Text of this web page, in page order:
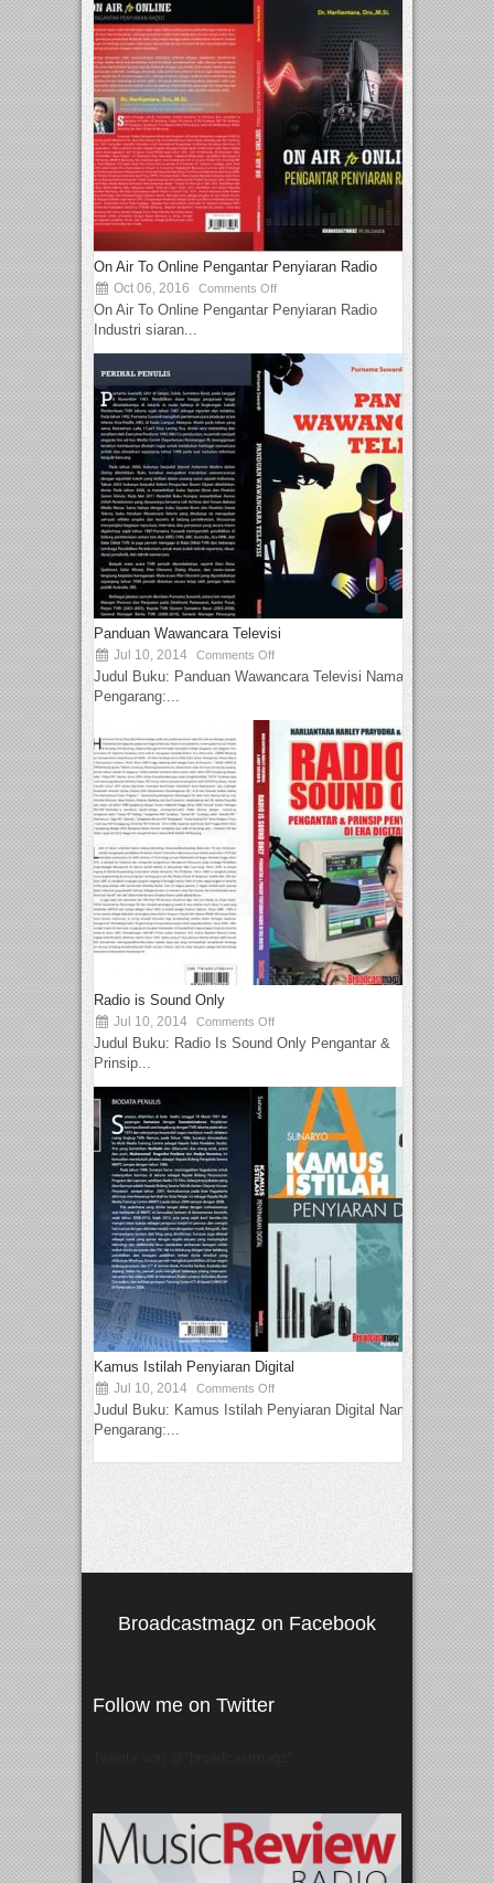
On Air To Online Pengantar Penyiaran Radio
Oct 06, 2016 Comments Off
On Air To Online Pengantar Penyiaran Radio
Industri siaran...
Panduan Wawancara Televisi
Jul 10, 2014 Comments Off
Judul Buku: Panduan Wawancara Televisi Nama
Pengarang:...
Radio is Sound Only
Jul 10, 2014 Comments Off
Judul Buku: Radio Is Sound Only Pengantar &
Prinsip...
Kamus Istilah Penyiaran Digital
Jul 10, 2014 Comments Off
Judul Buku: Kamus Istilah Penyiaran Digital Nama
Pengarang:...
Broadcastmagz on Facebook
Follow me on Twitter